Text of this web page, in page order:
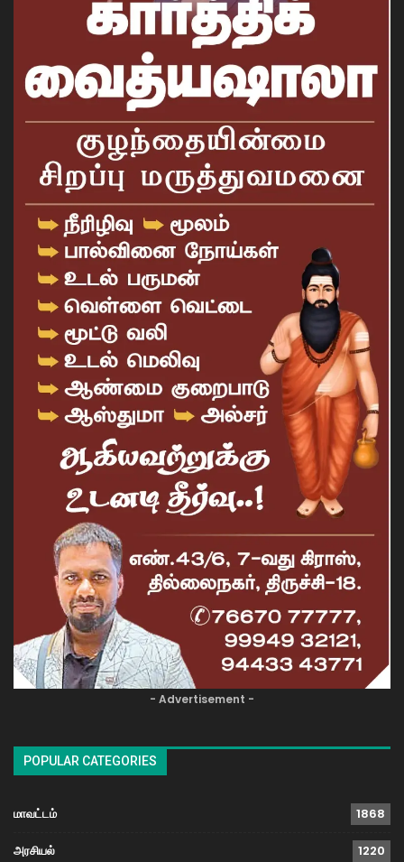
- Advertisement -
POPULAR CATEGORIES
மாவட்டம் 1868
அரசியல் 1220